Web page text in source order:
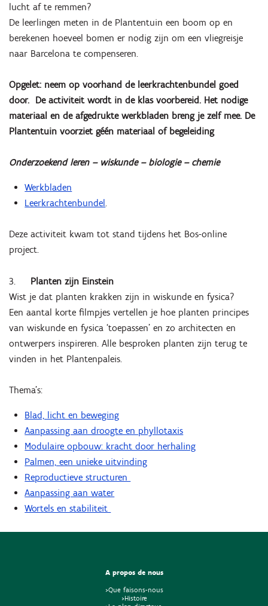
lucht af te remmen?
De leerlingen meten in de Plantentuin een boom op en
berekenen hoeveel bomen er nodig zijn om een vliegreisje
naar Barcelona te compenseren.
Opgelet: neem op voorhand de leerkrachtenbundel goed
door. De activiteit wordt in de klas voorbereid. Het nodige
materiaal en de afgedrukte werkbladen breng je zelf mee. De
Plantentuin voorziet géén materiaal of begeleiding
Onderzoekend leren – wiskunde – biologie – chemie
Werkbladen
Leerkrachtenbundel.
Deze activiteit kwam tot stand tijdens het Bos-online
project.
3. Planten zijn Einstein
Wist je dat planten krakken zijn in wiskunde en fysica?
Een aantal korte filmpjes vertellen je hoe planten principes
van wiskunde en fysica ‘toepassen’ en zo architecten en
ontwerpers inspireren. Alle besproken planten zijn terug te
vinden in het Plantenpaleis.
Thema's:
Blad, licht en beweging
Aanpassing aan droogte en phyllotaxis
Modulaire opbouw: kracht door herhaling
Palmen, een unieke uitvinding
Reproductieve structuren
Aanpassing aan water
Wortels en stabiliteit
A propos de nous
>Que faisons-nous
>Histoire